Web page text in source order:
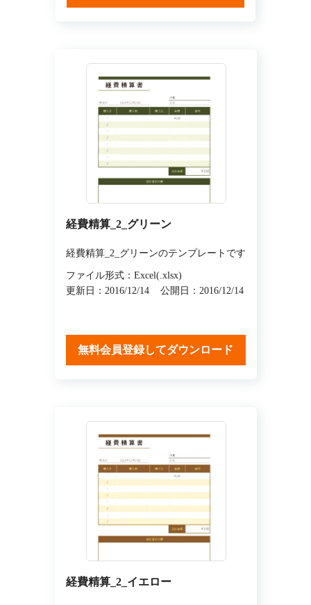
経費精算_2_グリーン
経費精算_2_グリーンのテンプレートです
ファイル形式：Excel(.xlsx)
更新日：2016/12/14
公開日：2016/12/14
無料会員登録してダウンロード
経費精算_2_イエロー